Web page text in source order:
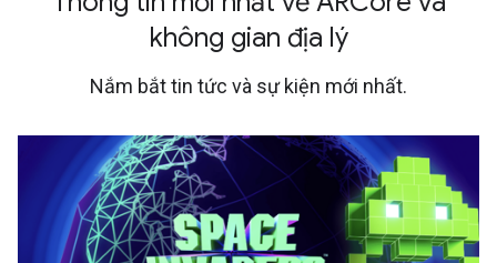
không gian địa lý
Nắm bắt tin tức và sự kiện mới nhất.